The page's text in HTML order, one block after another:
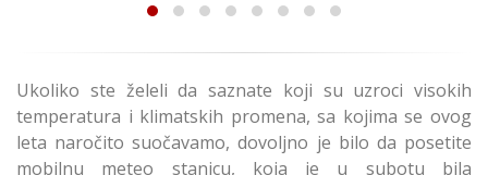
Ukoliko ste želeli da saznate koji su uzroci visokih
temperatura i klimatskih promena, sa kojima se ovog
leta naročito suočavamo, dovoljno je bilo da posetite
mobilnu meteo stanicu, koja je u subotu bila